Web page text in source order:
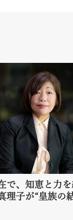
で、知恵と力
子が“皇族の